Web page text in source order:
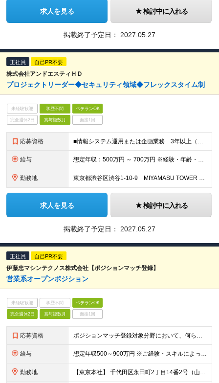
求人を見る 検討中に入れる
掲載終了予定日： 2027.05.27
正社員 自己PR不要
株式会社アンドエスティＨＤ
プロジェクトリーダー◆セキュリティ領域◆フレックスタイム制
未経験歓迎 学歴不問 ベテランOK
完全週休2日 賞与複数月 面接1回
応募資格 ■情報システム運用または企画業務 3年以上（SOC／CSIRT、または ガバナンス・リスク・コンプライアンス領域だと望ましい） ■ネットワーク／エンドポイント／クラウド （AWS・Azure・GC
給与 想定年収：500万円 ～ 700万円 ※経験・年齢・前給を考慮の上決定します ※試用期間3ヶ月（給与や諸待遇は変わりません）
勤務地 東京都渋谷区渋谷1-10-9 MIYAMASU TOWER ※変更の範囲：上記を除く当社関連勤務地
求人を見る 検討中に入れる
掲載終了予定日： 2027.05.27
正社員 自己PR不要
伊藤忠マシンテクノス株式会社【ポジションマッチ登録】
営業系オープンポジション
未経験歓迎 学歴不問 ベテランOK
完全週休2日 賞与複数月 面接1回
応募資格 ポジションマッチ登録対象分野において、何らかの知識・経験がある方 【活かせる経験・スキル】 ・TOEIC 550点～700点 ・法人向け提案営業経験
給与 想定年収500～900万円 ※ご経験・スキルによって応相談 ※残業代は、全額支給いたします ※試用期間3ヶ月あり。期間中の待遇に変動なし
勤務地 【東京本社】 千代田区永田町2丁目14番2号（山王グランドビル7F）